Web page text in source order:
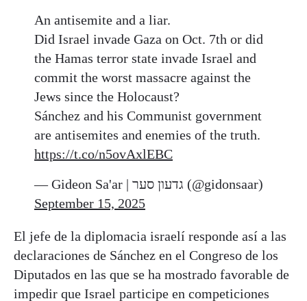
An antisemite and a liar.
Did Israel invade Gaza on Oct. 7th or did
the Hamas terror state invade Israel and
commit the worst massacre against the
Jews since the Holocaust?
Sánchez and his Communist government
are antisemites and enemies of the truth.
https://t.co/n5ovAxlEBC
— Gideon Sa'ar | גדעון סער (@gidonsaar)
September 15, 2025
El jefe de la diplomacia israelí responde así a las
declaraciones de Sánchez en el Congreso de los
Diputados en las que se ha mostrado favorable de
impedir que Israel participe en competiciones